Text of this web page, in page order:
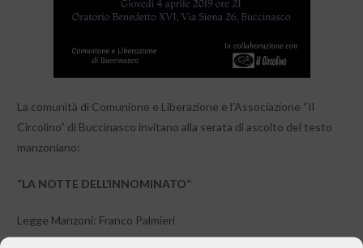
La comunità di Comunione e Liberazione e l’Associazione “Il
Circolino” di Buccinasco invitano alla serata di ascolto del testo
manzoniano:
“LA NOTTE DELL’INNOMINATO”
Legge Manzoni: Franco Palmieri